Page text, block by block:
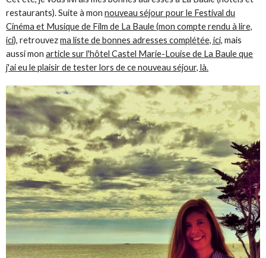
restaurants). Suite à monnouveau séjour pour le Festival du
Cinéma et Musique de Film de La Baule (mon compte rendu à lire,
ici), retrouvezma liste de bonnes adresses complétée, ici, mais
aussi monarticle sur l'hôtel Castel Marie-Louise de La Baule que
j'ai eu le plaisir de tester lors de ce nouveau séjour, là.